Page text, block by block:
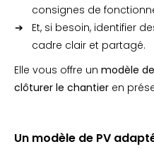
consignes de
Et, si besoin, identifier
cadre clair et partagé.
Elle vous offre un modèle
clôturer le chantier en
Un modèle de PV